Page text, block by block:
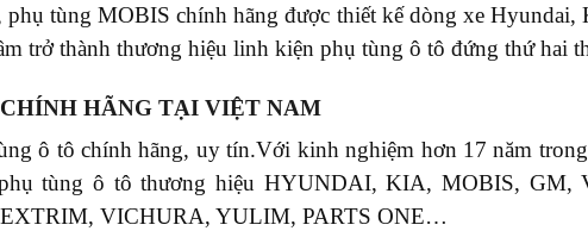
phụ tùng MOBIS chính hãng được thiết kế dòng xe
trở thành thương hiệu linh kiện phụ tùng ô tô đứng thứ hai
HÃNG TẠI VIỆT NAM
ô tô chính hãng, uy tín.Với kinh nghiệm hơn 17 năm
tùng ô tô thương hiệu HYUNDAI, KIA, MOBIS, GM,
VICHURA, YULIM, PARTS ONE…